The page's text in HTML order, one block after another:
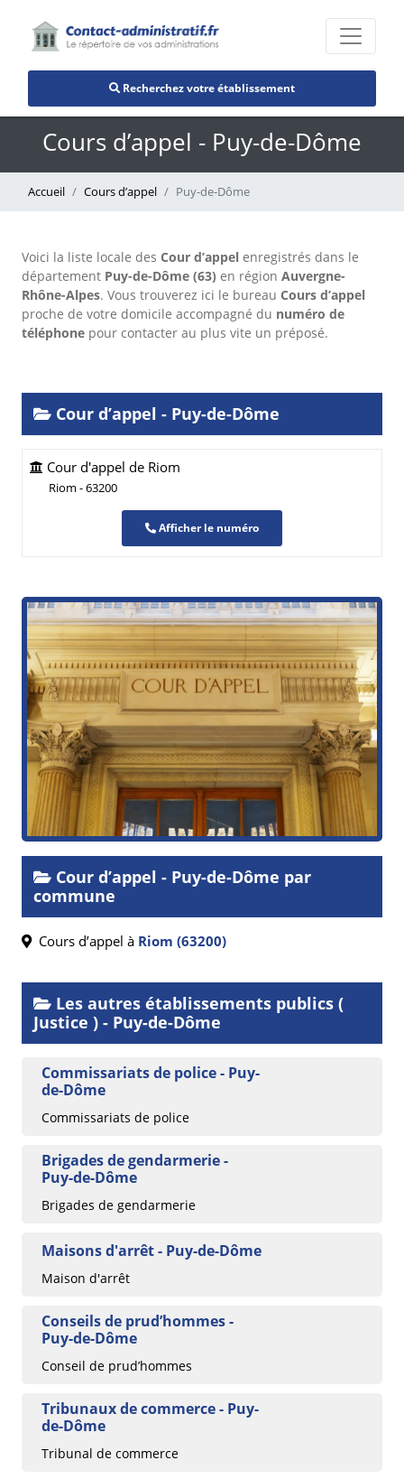
Recherchez votre établissement
Cours d’appel - Puy-de-Dôme
Accueil Cours d’appel Puy-de-Dôme
Voici la liste locale des Cour d’appel enregistrés dans le
département Puy-de-Dôme (63) en région Auvergne-
Rhône-Alpes. Vous trouverez ici le bureau Cours d’appel
proche de votre domicile accompagné du numéro de
téléphone pour contacter au plus vite un préposé.
Cour d’appel - Puy-de-Dôme
Cour d'appel de Riom
Riom - 63200
Afficher le numéro
Cour d’appel - Puy-de-Dôme par
commune
Cours d’appel à Riom (63200)
Les autres établissements publics (
Justice ) - Puy-de-Dôme
Commissariats de police - Puy-
de-Dôme
Commissariats de police
Brigades de gendarmerie -
Puy-de-Dôme
Brigades de gendarmerie
Maisons d'arrêt - Puy-de-Dôme
Maison d'arrêt
Conseils de prud’hommes -
Puy-de-Dôme
Conseil de prud’hommes
Tribunaux de commerce - Puy-
de-Dôme
Tribunal de commerce